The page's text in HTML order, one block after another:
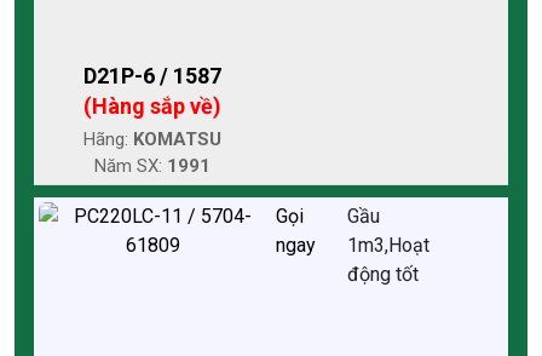
D21P-6 / 1587
(Hàng sắp về)
Hãng: KOMATSU
Năm SX: 1991
Gọi
ngay
Gầu
1m3,Hoạt
động tốt